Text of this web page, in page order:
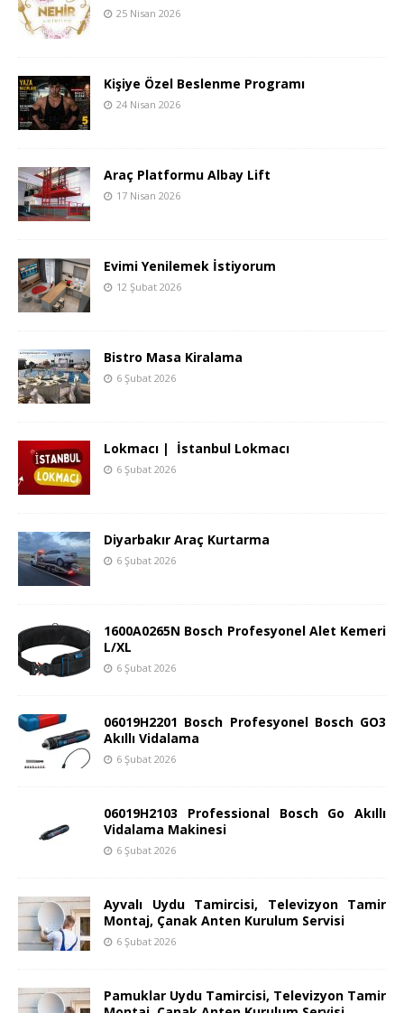
25 Nisan 2026
Kişiye Özel Beslenme Programı
24 Nisan 2026
Araç Platformu Albay Lift
17 Nisan 2026
Evimi Yenilemek İstiyorum
12 Şubat 2026
Bistro Masa Kiralama
6 Şubat 2026
Lokmacı | İstanbul Lokmacı
6 Şubat 2026
Diyarbakır Araç Kurtarma
6 Şubat 2026
1600A0265N Bosch Profesyonel Alet Kemeri
L/XL
6 Şubat 2026
06019H2201 Bosch Profesyonel Bosch GO3
Akıllı Vidalama
6 Şubat 2026
06019H2103 Professional Bosch Go Akıllı
Vidalama Makinesi
6 Şubat 2026
Ayvalı Uydu Tamircisi, Televizyon Tamir
Montaj, Çanak Anten Kurulum Servisi
6 Şubat 2026
Pamuklar Uydu Tamircisi, Televizyon Tamir